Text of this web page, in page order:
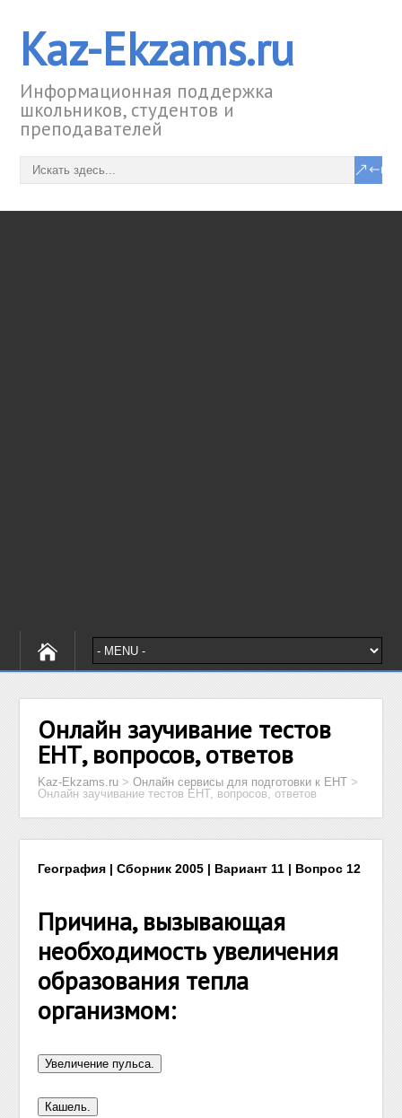
Kaz-Ekzams.ru
Информационная поддержка
школьников, студентов и
преподавателей
Онлайн заучивание тестов
ЕНТ, вопросов, ответов
Kaz-Ekzams.ru >Онлайн сервисы для подготовки к ЕНТ >
Онлайн заучивание тестов ЕНТ, вопросов, ответов
География | Сборник 2005 | Вариант 11 | Вопрос 12
Причина, вызывающая
необходимость увеличения
образования тепла
организмом: